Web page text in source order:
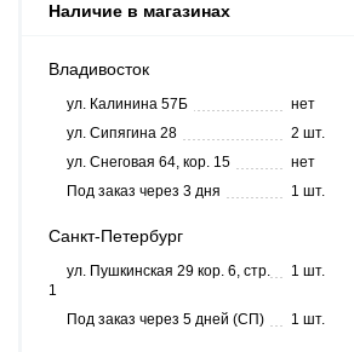
Наличие в магазинах
Владивосток
ул. Калинина 57Б
нет
ул. Сипягина 28
2 шт.
ул. Снеговая 64, кор. 15
нет
Под заказ через 3 дня
1 шт.
Санкт-Петербург
ул. Пушкинская 29 кор. 6, стр.
1
1 шт.
Под заказ через 5 дней (СП) 1 шт.